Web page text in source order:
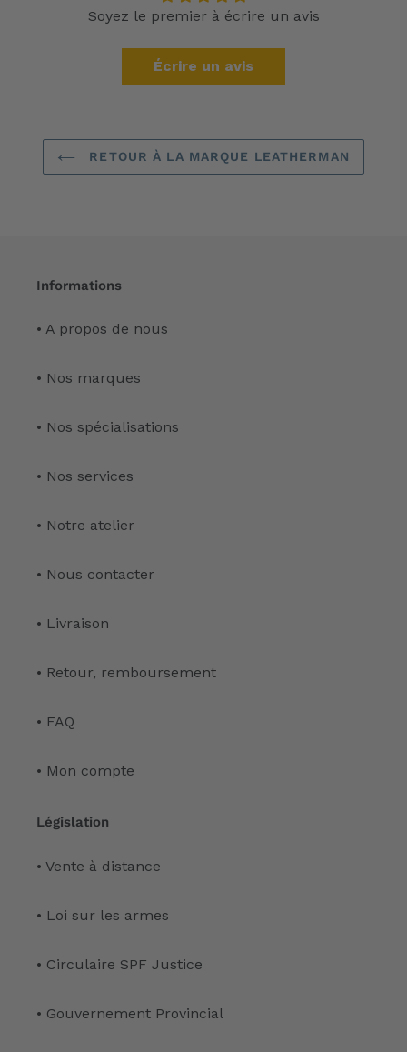
Soyez le premier à écrire un avis
Écrire un avis
RETOUR À LA MARQUE LEATHERMAN
Informations
• A propos de nous
• Nos marques
• Nos spécialisations
• Nos services
• Notre atelier
• Nous contacter
• Livraison
• Retour, remboursement
• FAQ
• Mon compte
Législation
• Vente à distance
• Loi sur les armes
• Circulaire SPF Justice
• Gouvernement Provincial